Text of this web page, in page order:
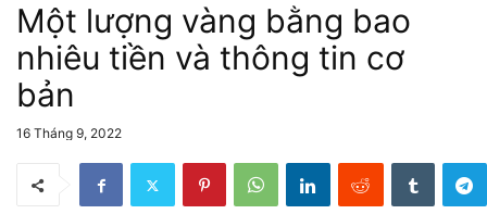
Một lượng vàng bằng bao
nhiêu tiền và thông tin cơ
bản
16 Tháng 9, 2022